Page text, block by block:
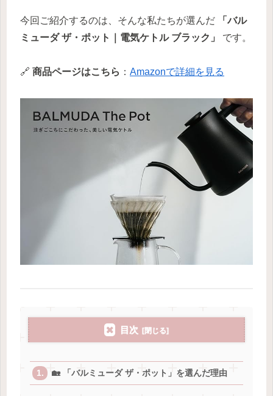
今回ご紹介するのは、そんな私たちが選んだ
「バル
ミューダ ザ・ポット｜電気ケトル ブラック」
です。
🔗 商品ページはこちら ： Amazonで詳細を見る
目次
🏡 「バルミューダ ザ・ポット」を選んだ理由